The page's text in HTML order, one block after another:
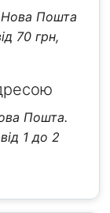
Нова Пошта
70 грн,
Пошта.
1 до 2